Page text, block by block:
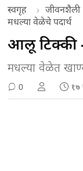
स्वगृह जीवनशैली
मधल्या वेळेचे पदार्थ
आलू टिक्की
मधल्या वेळेत
0 १७